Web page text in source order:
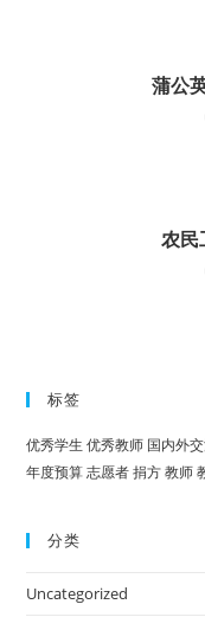
蒲公
农民
标签
优秀学生 优秀教师 国内外
年度预算 志愿者 捐方 教师
分类
Uncategorized